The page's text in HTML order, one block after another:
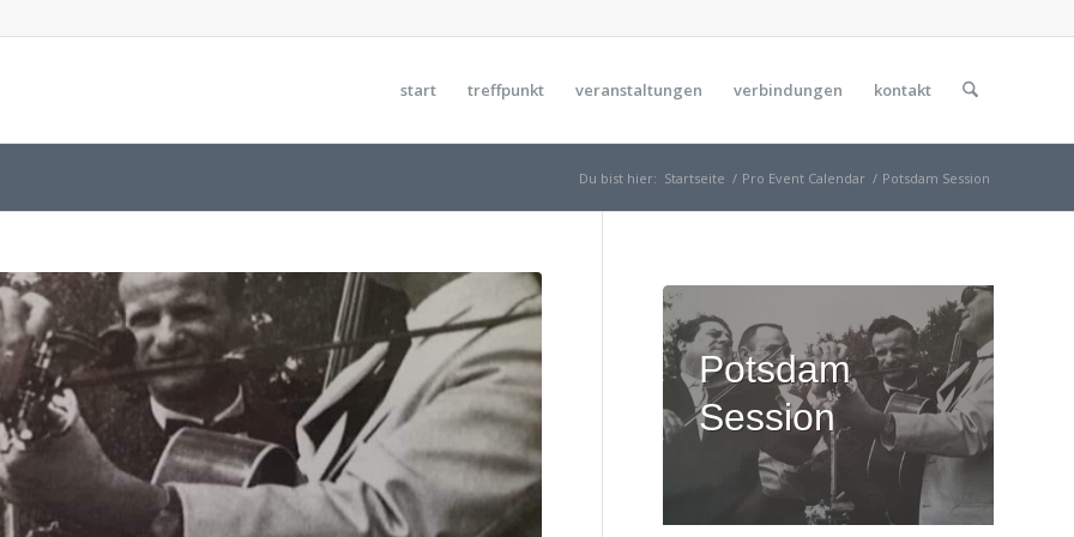
start treffpunkt veranstaltungen verbindungen kontakt
Du bist hier: Startseite / Pro Event Calendar / Potsdam Session
Potsdam
Session